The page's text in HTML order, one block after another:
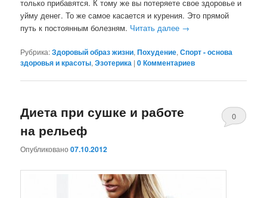
только прибавятся. К тому же вы потеряете свое здоровье и
уйму денег. То же самое касается и курения. Это прямой
путь к постоянным болезням. Читать далее →
Рубрика:Здоровый образ жизни,Похудение,Спорт - основа
здоровья и красоты,Эзотерика |0 Комментариев
Диета при сушке и работе
на рельеф
Опубликовано07.10.2012
0